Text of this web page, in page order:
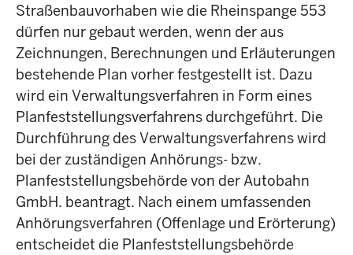
Straßenbauvorhaben wie die Rheinspange 553
dürfen nur gebaut werden, wenn der aus
Zeichnungen, Berechnungen und Erläuterungen
bestehende Plan vorher festgestellt ist. Dazu
wird ein Verwaltungsverfahren in Form eines
Planfeststellungsverfahrens durchgeführt. Die
Durchführung des Verwaltungsverfahrens wird
bei der zuständigen Anhörungs- bzw.
Planfeststellungsbehörde von der Autobahn
GmbH. beantragt. Nach einem umfassenden
Anhörungsverfahren (Offenlage und Erörterung)
entscheidet die Planfeststellungsbehörde